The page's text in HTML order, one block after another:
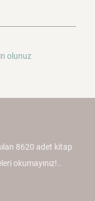
olunuz
8620 adet kitap
okumayınız!..